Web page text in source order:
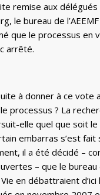
remise aux délégués
le bureau de
que le processus en
arrêté.
à donner à ce vote
processus ? La
elle quel que soit
embarras s’est fait
il a été décidé –
– que le bureau
en débattraient d’ici